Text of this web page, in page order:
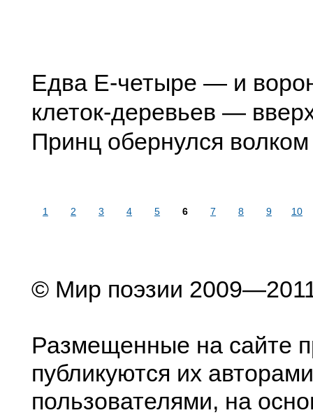
Едва Е-четыре — и
клеток-деревьев —
Принц обернулся
1 2 3 4 5 6 7 8 9 10
© Мир поэзии
Размещенные на сайте
публикуются их
пользователями, на